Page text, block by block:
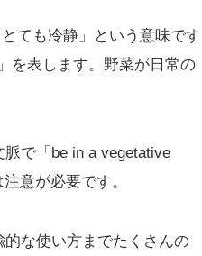
ても冷静」という意味です
を表します。野菜が日常の
で「be in a vegetative
意が必要です。
な使い方までたくさんの